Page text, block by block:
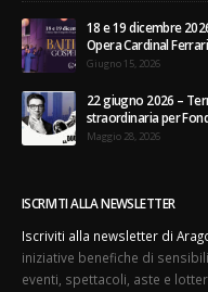
18 e 19 dicembre
Giugno 15, 2026
22 giugno 2026 –
ISCRIVITI ALLA NEWSLETTER
Iscriviti alla newsletter di